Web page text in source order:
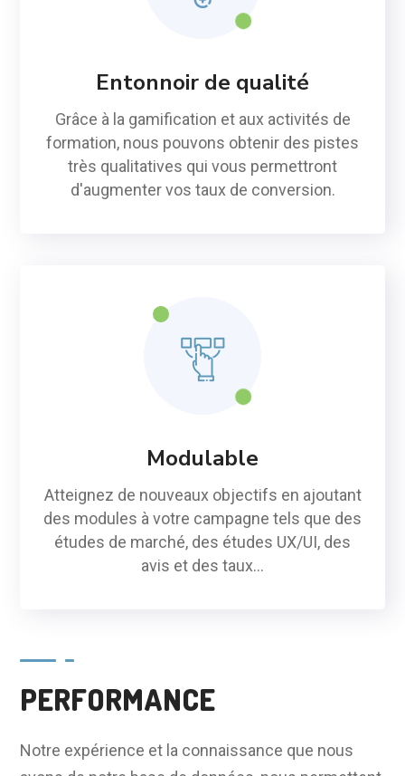
Entonnoir de qualité
Grâce à la gamification et aux activités de
formation, nous pouvons obtenir des pistes
très qualitatives qui vous permettront
d'augmenter vos taux de conversion.
Modulable
Atteignez de nouveaux objectifs en ajoutant
des modules à votre campagne tels que des
études de marché, des études UX/UI, des
avis et des taux...
PERFORMANCE
Notre expérience et la connaissance que nous